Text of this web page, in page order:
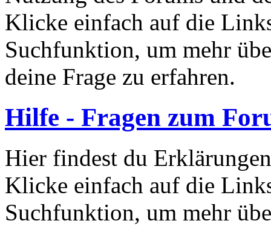
Klicke einfach auf die
Suchfunktion, um mehr
deine Frage zu erfahren.
Hilfe - Fragen zum
Hier findest du
Klicke einfach auf die
Suchfunktion, um mehr